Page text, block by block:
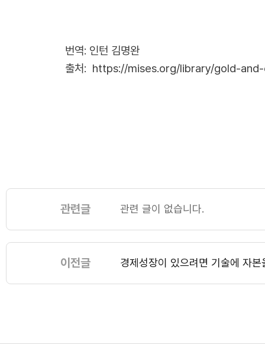
번역: 인턴 김명완
출처: https://mises.org/library/gold-
관련글 관련 글이 없습니다.
이전글 경제성장이 있으려면 기술에 자